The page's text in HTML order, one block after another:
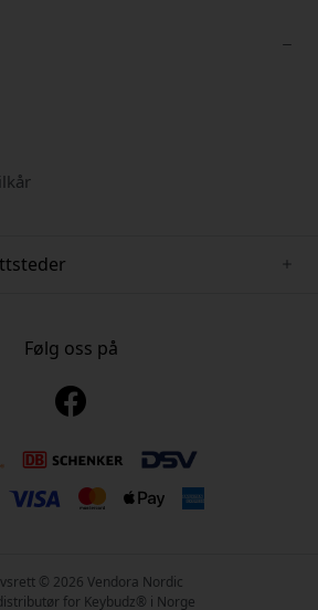
Følg oss på
© 2026 Vendora Nordic
for Keybudz® i Norge